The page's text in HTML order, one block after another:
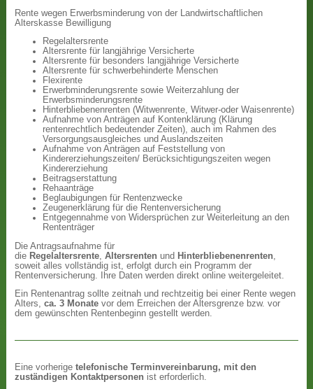
Rente wegen Erwerbsminderung von der Landwirtschaftlichen
Alterskasse Bewilligung
Regelaltersrente
Altersrente für langjährige Versicherte
Altersrente für besonders langjährige Versicherte
Altersrente für schwerbehinderte Menschen
Flexirente
Erwerbminderungsrente sowie Weiterzahlung der
Erwerbsminderungsrente
Hinterbliebenenrenten (Witwenrente, Witwer-oder Waisenrente)
Aufnahme von Anträgen auf Kontenklärung (Klärung
rentenrechtlich bedeutender Zeiten), auch im Rahmen des
Versorgungsausgleiches und Auslandszeiten
Aufnahme von Anträgen auf Feststellung von
Kindererziehungszeiten/ Berücksichtigungszeiten wegen
Kindererziehung
Beitragserstattung
Rehaanträge
Beglaubigungen für Rentenzwecke
Zeugenerklärung für die Rentenversicherung
Entgegennahme von Widersprüchen zur Weiterleitung an den
Rententräger
Die Antragsaufnahme für
die Regelaltersrente ,Altersrenten und Hinterbliebenenrenten
soweit alles vollständig ist, erfolgt durch ein Programm der
Rentenversicherung. Ihre Daten werden direkt online weitergeleitet.
Ein Rentenantrag sollte zeitnah und rechtzeitig bei einer Rente wegen
Alters,ca. 3 Monate vor dem Erreichen der Altersgrenze bzw. vor
dem gewünschten Rentenbeginn gestellt werden.
Eine vorherigetelefonische Terminvereinbarung, mit den
zuständigen Kontaktpersonen ist erforderlich.